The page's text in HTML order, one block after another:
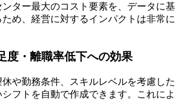
ター最大のコスト要素を、データに基
ため、経営に対するインパクトは非常に
度・離職率低下への効果
や勤務条件、スキルレベルを考慮した
フトを自動で作成できます。これによ